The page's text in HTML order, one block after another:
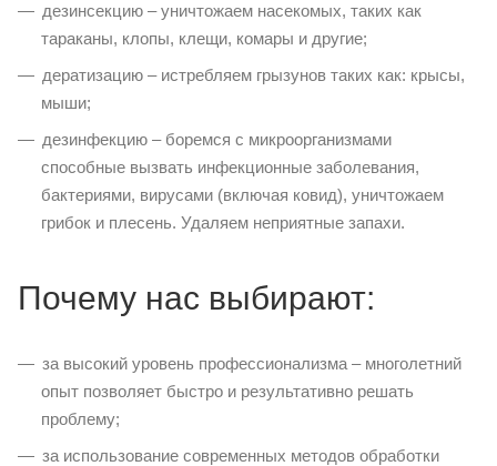
дезинсекцию – уничтожаем насекомых, таких как
тараканы, клопы, клещи, комары и другие;
дератизацию – истребляем грызунов таких как: крысы,
мыши;
дезинфекцию – боремся с микроорганизмами
способные вызвать инфекционные заболевания,
бактериями, вирусами (включая ковид), уничтожаем
грибок и плесень. Удаляем неприятные запахи.
Почему нас выбирают:
за высокий уровень профессионализма – многолетний
опыт позволяет быстро и результативно решать
проблему;
за использование современных методов обработки